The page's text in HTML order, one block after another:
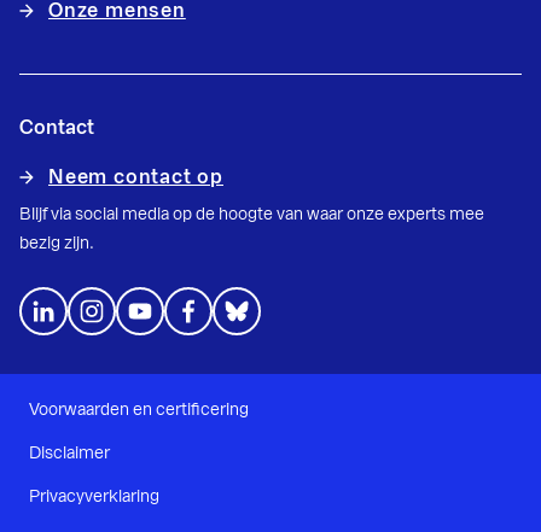
Onze mensen
Contact
Neem contact op
Blijf via social media op de hoogte van waar onze experts mee
bezig zijn.
Voorwaarden en certificering
Disclaimer
Privacyverklaring